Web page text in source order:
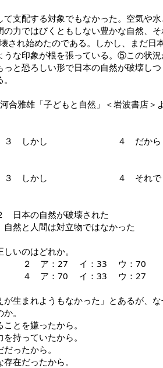
支配する対象でもなかった。空気や
力ではびくともしない豊かな自然、
され始めたのである。しかし、まだ日
うな印象が根を張っている。⑤この状
と恐ろしい形で日本の自然が破壊し
河合雅雄「子どもと自然」＜岩波書店＞
かし ４ だから
かし ４ それで
然が破壊された
は対立物ではなかった
いのはどれか。
27 イ：33 ウ：70
70 イ：33 ウ：27
生まれようもなかった」とあるが、
。
とを嫌ったから。
持っていたから。
だったから。
在だったから。